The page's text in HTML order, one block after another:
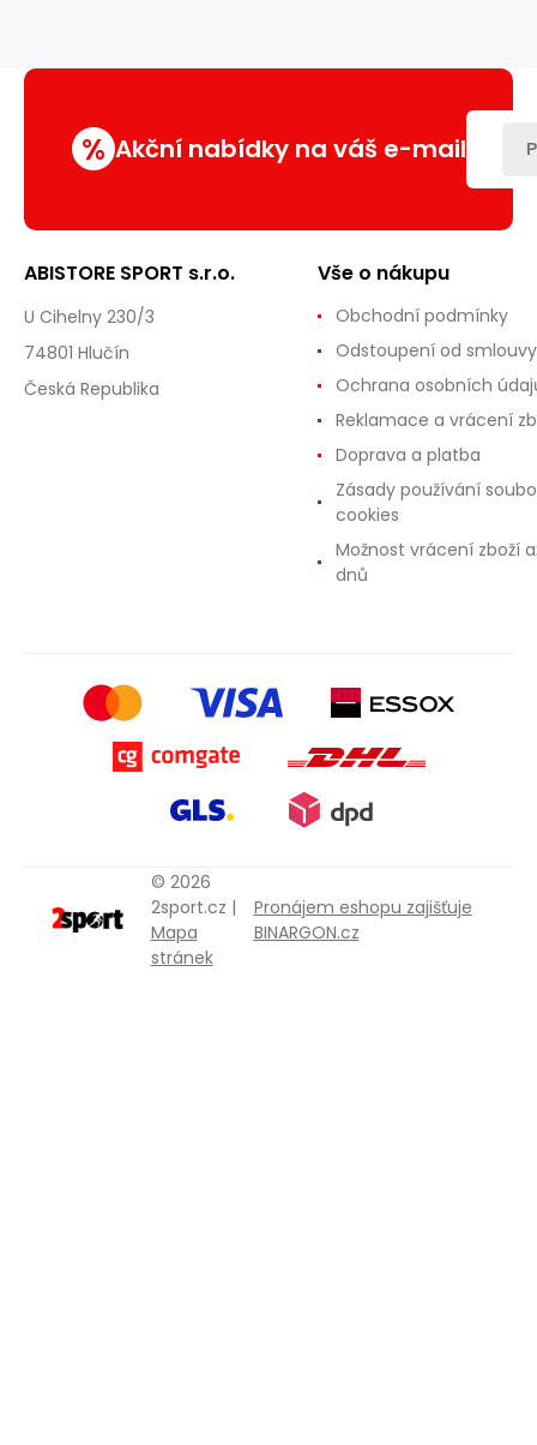
% Akční nabídky na váš e-mail
ABISTORE SPORT s.r.o.
U Cihelny 230/3
74801 Hlučín
Česká Republika
Vše o nákupu
Obchodní podmínky
Odstoupení od smlouvy
Ochrana osobních
Reklamace a vrácení
Doprava a platba
Zásady používání
cookies
Možnost vrácení zboží
dnů
© 2026
2sport.cz |
Mapa
stránek
Pronájem eshopu zajišťuje
BINARGON.cz